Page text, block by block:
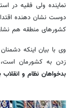
نماینده ولی فقیه در
دوست نشان دهنده
کشورهای منطقه هم
وی با بیان اینکه
زدن به کشورمان است،
بدخواهان نظام و